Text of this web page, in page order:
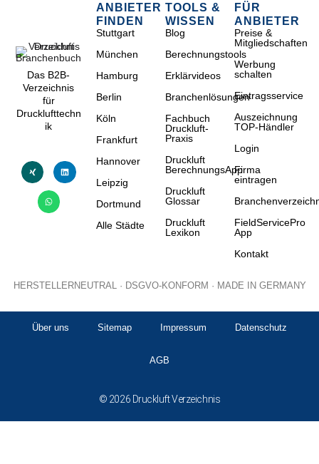
Das B2B-
Verzeichnis
für
Drucklufttechn
ik
ANBIETER
FINDEN
Stuttgart
München
Hamburg
Berlin
Köln
Frankfurt
Hannover
Leipzig
Dortmund
Alle Städte
TOOLS &
WISSEN
Blog
Berechnungstools
Erklärvideos
Branchenlösungen
Fachbuch
Druckluft-
Praxis
Druckluft
BerechnungsApp
Druckluft
Glossar
Druckluft
Lexikon
FÜR
ANBIETER
Preise &
Mitgliedschaften
Werbung
schalten
Eintragsservice
Auszeichnung
TOP-Händler
Login
Firma
eintragen
FieldServicePro
App
Kontakt
HERSTELLERNEUTRAL · DSGVO-KONFORM · MADE IN GERMANY
© 2026 Druckluft Verzeichnis
Über uns Sitemap Impressum Datenschutz
AGB